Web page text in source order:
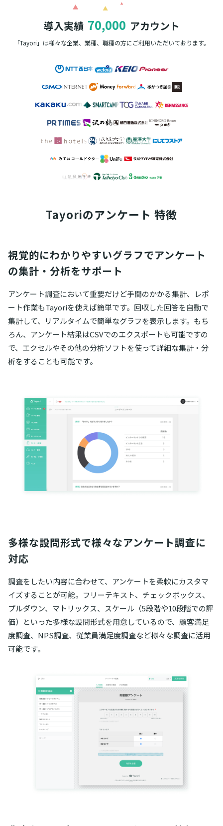
導入実績 70,000 アカウント
「Tayori」は様々な企業、業種、職種の方に ご利用いただいております。
Tayoriのアンケート 特徴
視覚的にわかりやすいグラフでアンケート
の集計・分析をサポート
アンケート調査において重要だけど手間のかかる集計、レポ
ート作業もTayoriを使えば簡単です。回収した回答を自動で
集計して、リアルタイムで簡単なグラフを表示します。もち
ろん、アンケート結果はCSVでのエクスポートも可能ですの
で、エクセルやその他の分析ソフトを使って詳細な集計・分
析をすることも可能です。
多様な設問形式で様々なアンケート調査に
対応
調査をしたい内容に合わせて、アンケートを柔軟にカスタマ
イズすることが可能。フリーテキスト、チェックボックス、
プルダウン、マトリックス、スケール（5段階や10段階での評
価）といった多様な設問形式を用意しているので、顧客満足
度調査、NPS調査、従業員満足度調査など様々な調査に活用
可能です。